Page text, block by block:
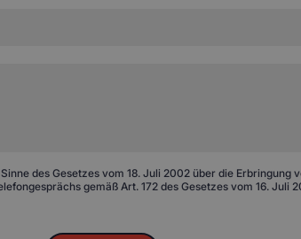
des Gesetzes vom 18. Juli 2002 über die Erbringung
gemäß Art. 172 des Gesetzes vom 16. Juli